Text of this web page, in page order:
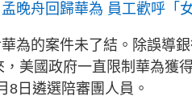
孟晚舟回歸華為 員工歡呼「女
為的案件未了結。除誤導
，美國政府一直限制華為獲
8日遴選陪審團人員。